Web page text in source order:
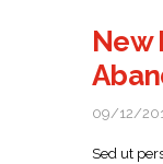
New
09/12/
Sed ut